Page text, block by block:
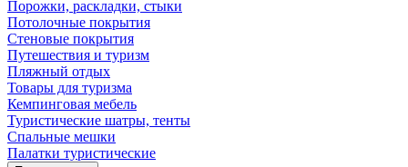
Порожки, раскладки, стыки
Потолочные покрытия
Стеновые покрытия
Путешествия и туризм
Пляжный отдых
Товары для туризма
Кемпинговая мебель
Туристические шатры, тенты
Спальные мешки
Палатки туристические